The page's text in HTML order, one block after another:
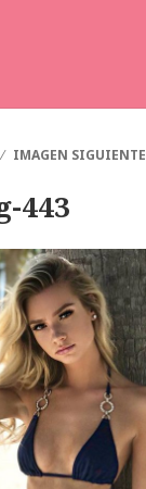
IMAGEN SIGUIENTE
443